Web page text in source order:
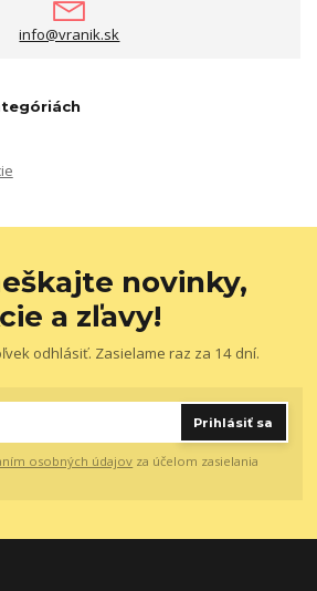
info@vranik.sk
novinky,
a zľavy!
odhlásiť. Zasielame raz za 14 dní.
Prihlásiť sa
osobných údajov za účelom zasielania